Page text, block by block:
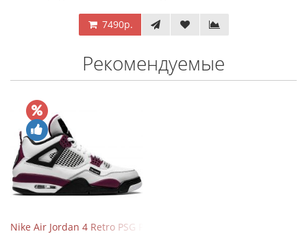
7490р.
Рекомендуемые
Nike Air Jordan 4 Retro PSG Paris Saint-Germain